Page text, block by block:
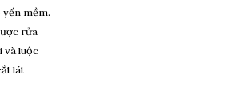
yến mềm.
rửa
và luộc
lát